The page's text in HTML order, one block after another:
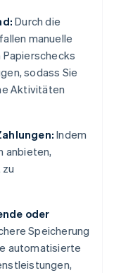
Durch die
manuelle
Papierschecks
sodass Sie
Aktivitäten
Indem
anbieten,
oder
Speicherung
automatisierte